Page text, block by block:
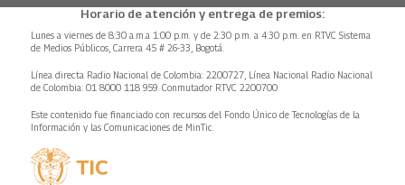
Horario de atención y entrega de premios:
Lunes a viernes de 8:30 a.m.a 1:00 p.m. y de 2:30 p.m. a 4:30 p.m. en RTVC Sistema
de Medios Públicos, Carrera 45 # 26-33, Bogotá.
Línea directa Radio Nacional de Colombia: 2200727, Línea Nacional Radio Nacional
de Colombia: 01 8000 118 959. Conmutador RTVC 2200700
Este contenido fue financiado con recursos del Fondo Único de Tecnologías de la
Información y las Comunicaciones de MinTic.